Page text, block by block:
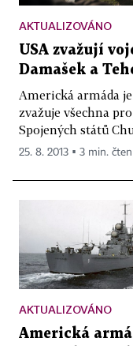
AKTUALIZOVÁNO
USA zvažují
Damašek a
Americká armáda
zvažuje všechna
Spojených států
25. 8. 2013 ▪ 3 min.
AKTUALIZOVÁNO
Americká